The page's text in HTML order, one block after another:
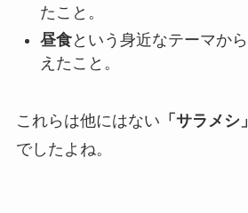
たこと。
昼食という身近なテーマから
えたこと。
これらは他にはない 「サラメシ」
でしたよね。